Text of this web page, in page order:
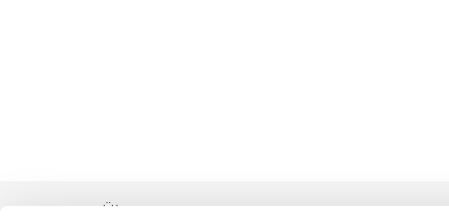
Über uns